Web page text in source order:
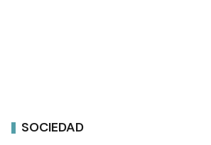
SOCIEDAD